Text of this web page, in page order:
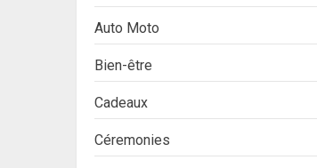
Auto Moto
Bien-être
Cadeaux
Céremonies